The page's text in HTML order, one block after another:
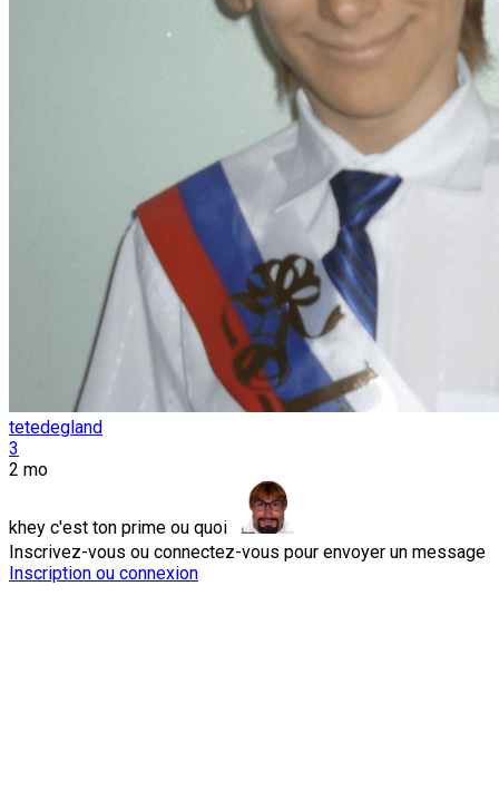
tetedegland
3
2 mo
khey c'est ton prime ou quoi
Inscrivez-vous ou connectez-vous pour envoyer un message
Inscription ou connexion